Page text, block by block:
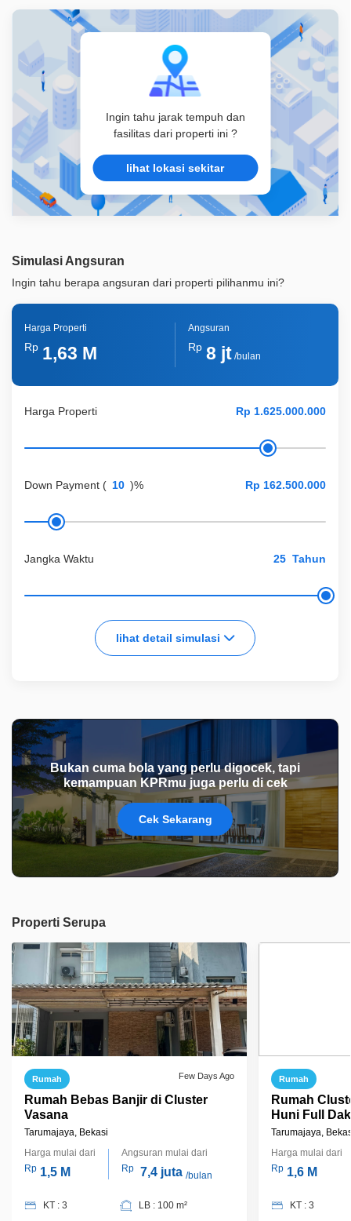
Ingin tahu jarak tempuh dan
fasilitas dari properti ini ?
lihat lokasi sekitar
Simulasi Angsuran
Ingin tahu berapa angsuran dari properti pilihanmu ini?
Harga Properti
Down Payment ( )%
Jangka Waktu Tahun
lihat detail simulasi
Harga Properti
Rp 1,63 M
Angsuran
Rp 8 jt/bulan
Bukan cuma bola yang perlu digocek, tapi
kemampuan KPRmu juga perlu di cek
Cek Sekarang
Properti Serupa
Rumah Few Days Ago
Rumah Bebas Banjir di Cluster
Vasana
Tarumajaya, Bekasi
Harga mulai dari
Rp 1,5 M
Angsuran mulai dari
Rp 7,4 juta /bulan
KT : 3
LB : 100 m²
Rumah
Rumah
Huni Full
Bagus di
Tarumajaya,
Harga mulai dari
Rp 1,6 M
KT : 3